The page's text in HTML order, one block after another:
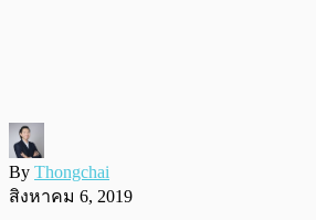
By Thongchai
สิงหาคม 6, 2019